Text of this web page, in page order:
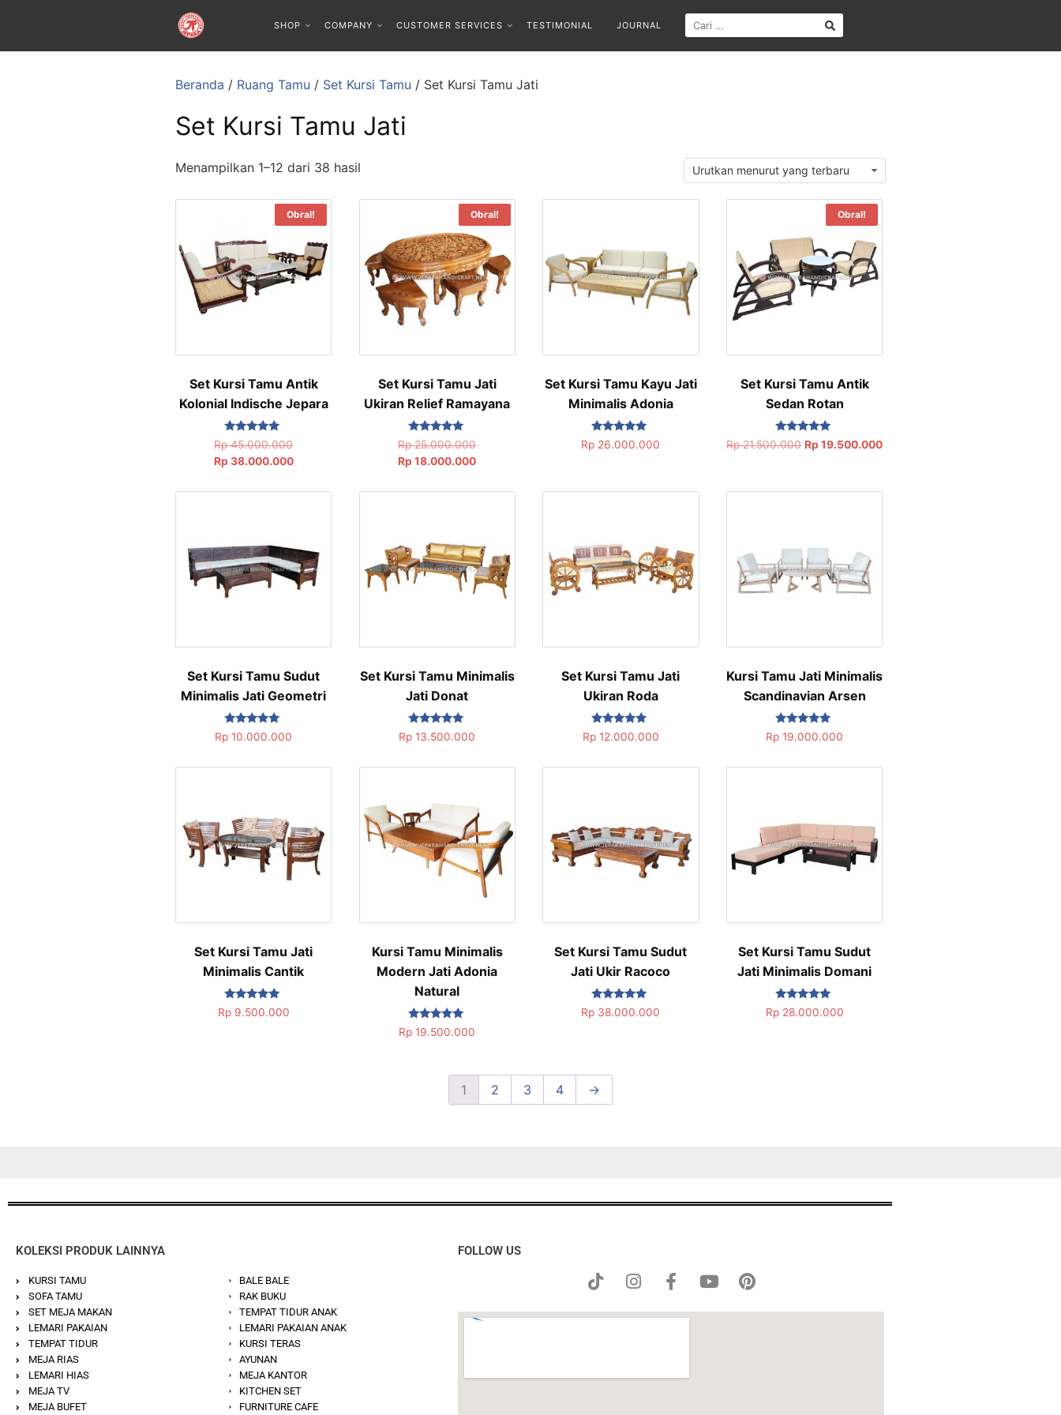
SHOP COMPANY CUSTOMER SERVICES TESTIMONIAL JOURNAL
Beranda / Ruang Tamu / Set Kursi Tamu / Set Kursi Tamu Jati
Set Kursi Tamu Jati
Menampilkan 1–12 dari 38 hasil
Obral!
Set Kursi Tamu Antik
Kolonial Indische Jepara
Dinilai
5.00
dari 5
Rp45.000.000
Rp 38.000.000
Obral!
Set Kursi Tamu Jati
Ukiran Relief Ramayana
Dinilai
5.00
dari 5
Rp25.000.000
Rp 18.000.000
Set Kursi Tamu Kayu Jati
Minimalis Adonia
Dinilai
5.00
Rp 26.000.000
Obral!
Set Kursi Tamu Antik
Sedan Rotan
Dinilai
5.00
Rp21.500.000 Rp 19.500.000
Set Kursi Tamu Sudut
Minimalis Jati Geometri
Dinilai
5.00
Rp 10.000.000
Set Kursi Tamu Minimalis
Jati Donat
Dinilai
5.00
Rp 13.500.000
Set Kursi Tamu Jati
Ukiran Roda
Dinilai
5.00
Rp12.000.000
Kursi Tamu Jati Minimalis
Scandinavian Arsen
Dinilai
5.00
Rp 19.000.000
Set Kursi Tamu Jati
Minimalis Cantik
Dinilai
5.00
Rp9.500.000
Kursi Tamu Minimalis
Modern Jati Adonia
Natural
Dinilai
5.00
Rp 19.500.000
Set Kursi Tamu Sudut
Jati Ukir Racoco
Dinilai
5.00
Rp 38.000.000
Set Kursi Tamu Sudut
Jati Minimalis Domani
Dinilai
5.00
Rp28.000.000
1 2 3 4 →
KOLEKSI PRODUK LAINNYA
KURSI TAMU
SOFA TAMU
SET MEJA MAKAN
LEMARI PAKAIAN
TEMPAT TIDUR
MEJA RIAS
LEMARI HIAS
MEJA TV
MEJA BUFET
BALE BALE
RAK BUKU
TEMPAT TIDUR ANAK
LEMARI PAKAIAN ANAK
KURSI TERAS
AYUNAN
MEJA KANTOR
KITCHEN SET
FURNITURE CAFE
FOLLOW US